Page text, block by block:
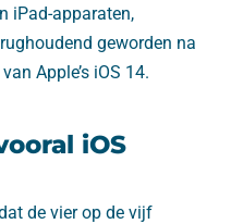
iPad-apparaten,
geworden na
Apple’s iOS 14.
iOS
de vier op de vijf